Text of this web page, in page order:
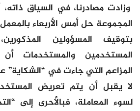
وزادت مصادرنا، في السياق
المجموعة حل أمس الأربعاء
بتوقيف المسؤولين
المستخدمين والمستخدمات
المزاعم التي جاءت في “الشكاية”
لا يقبل أن يتم تعريض
لسوء المعاملة، فبالأحرى إلى